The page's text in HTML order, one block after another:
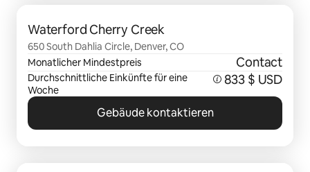
Waterford Cherry Creek
650 South Dahlia Circle, Denver, CO
Monatlicher Mindestpreis
Contact
Durchschnittliche Einkünfte für eine
Woche
833 $ USD
Gebäude kontaktieren